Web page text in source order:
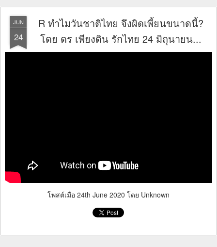
JUN
24
R ทำไมวันชาติไทย จึงผิดเพี้ยนขนาดนี้?
โดย ดร เพียงดิน รักไทย 24 มิถุนายน...
โพสต์เมื่อ 24th June 2020 โดย Unknown